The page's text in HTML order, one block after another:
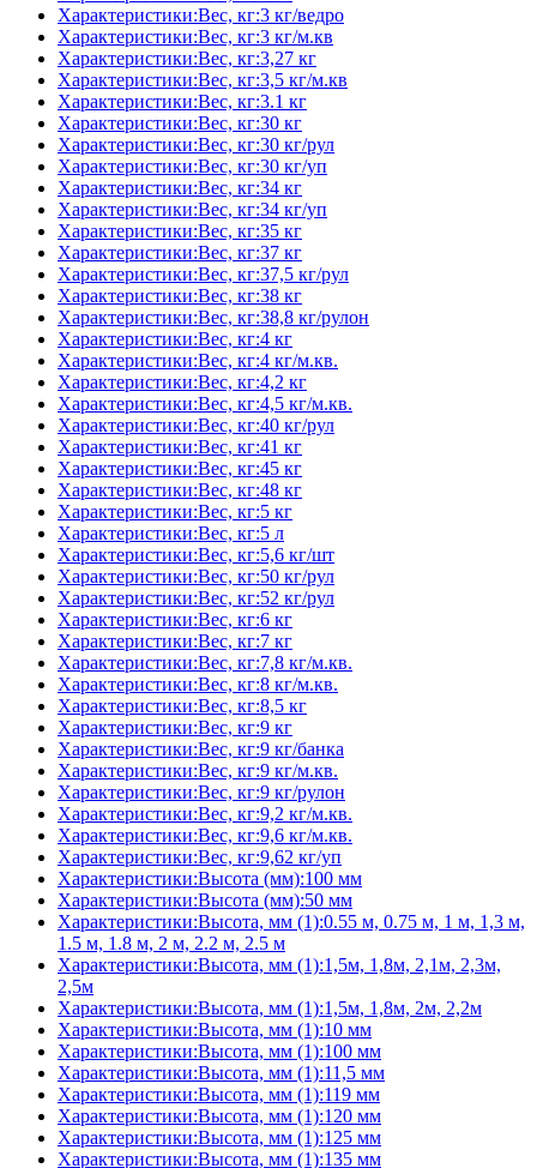
Характеристики:Вес, кг:3 кг/ведро
Характеристики:Вес, кг:3 кг/м.кв
Характеристики:Вес, кг:3,27 кг
Характеристики:Вес, кг:3,5 кг/м.кв
Характеристики:Вес, кг:3.1 кг
Характеристики:Вес, кг:30 кг
Характеристики:Вес, кг:30 кг/рул
Характеристики:Вес, кг:30 кг/уп
Характеристики:Вес, кг:34 кг
Характеристики:Вес, кг:34 кг/уп
Характеристики:Вес, кг:35 кг
Характеристики:Вес, кг:37 кг
Характеристики:Вес, кг:37,5 кг/рул
Характеристики:Вес, кг:38 кг
Характеристики:Вес, кг:38,8 кг/рулон
Характеристики:Вес, кг:4 кг
Характеристики:Вес, кг:4 кг/м.кв.
Характеристики:Вес, кг:4,2 кг
Характеристики:Вес, кг:4,5 кг/м.кв.
Характеристики:Вес, кг:40 кг/рул
Характеристики:Вес, кг:41 кг
Характеристики:Вес, кг:45 кг
Характеристики:Вес, кг:48 кг
Характеристики:Вес, кг:5 кг
Характеристики:Вес, кг:5 л
Характеристики:Вес, кг:5,6 кг/шт
Характеристики:Вес, кг:50 кг/рул
Характеристики:Вес, кг:52 кг/рул
Характеристики:Вес, кг:6 кг
Характеристики:Вес, кг:7 кг
Характеристики:Вес, кг:7,8 кг/м.кв.
Характеристики:Вес, кг:8 кг/м.кв.
Характеристики:Вес, кг:8,5 кг
Характеристики:Вес, кг:9 кг
Характеристики:Вес, кг:9 кг/банка
Характеристики:Вес, кг:9 кг/м.кв.
Характеристики:Вес, кг:9 кг/рулон
Характеристики:Вес, кг:9,2 кг/м.кв.
Характеристики:Вес, кг:9,6 кг/м.кв.
Характеристики:Вес, кг:9,62 кг/уп
Характеристики:Высота (мм):100 мм
Характеристики:Высота (мм):50 мм
Характеристики:Высота, мм (1):0.55 м, 0.75 м, 1 м, 1,3 м,
1.5 м, 1.8 м, 2 м, 2.2 м, 2.5 м
Характеристики:Высота, мм (1):1,5м, 1,8м, 2,1м, 2,3м,
2,5м
Характеристики:Высота, мм (1):1,5м, 1,8м, 2м, 2,2м
Характеристики:Высота, мм (1):10 мм
Характеристики:Высота, мм (1):100 мм
Характеристики:Высота, мм (1):11,5 мм
Характеристики:Высота, мм (1):119 мм
Характеристики:Высота, мм (1):120 мм
Характеристики:Высота, мм (1):125 мм
Характеристики:Высота, мм (1):135 мм